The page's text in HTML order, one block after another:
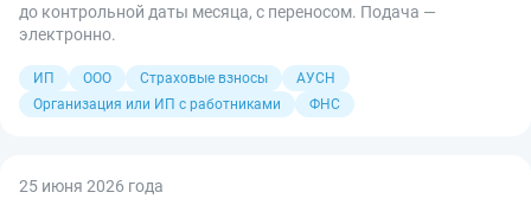
до контрольной даты месяца, с переносом. Подача —
электронно.
ИП ООО Страховые взносы
АУСН
Организация или ИП с работниками
ФНС
25 июня 2026 года